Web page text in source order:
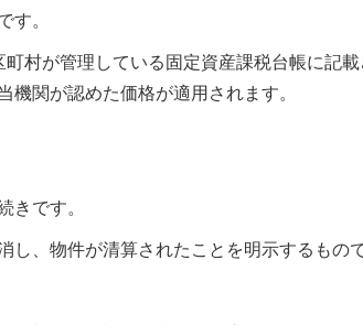
す。
村が管理している固定資産課税台帳に記
関が認めた価格が適用されます。
きです。
、物件が清算されたことを明示するもので